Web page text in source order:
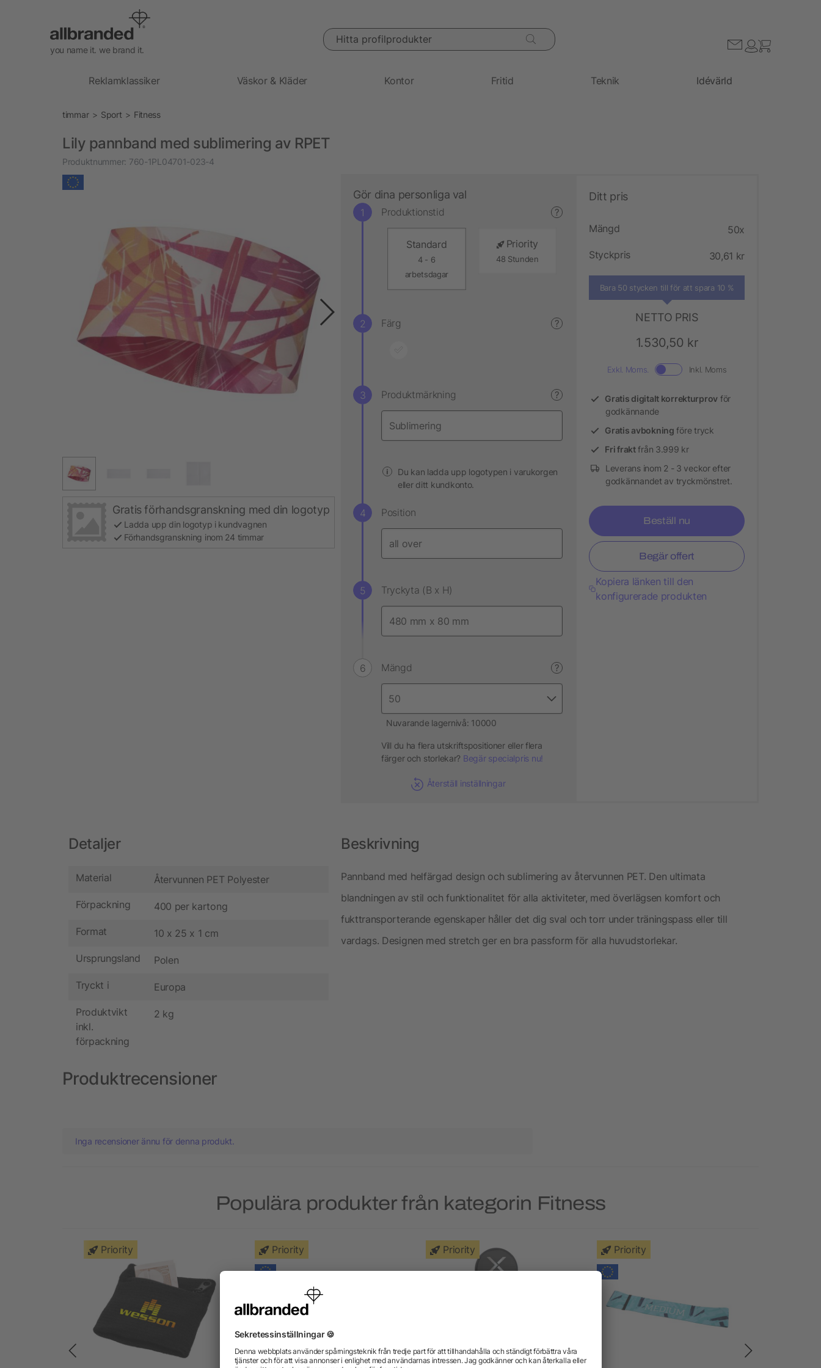
you name it. we brand it.
Hitta profilprodukter
Reklamklassiker Väskor & Kläder Kontor Fritid Teknik Idévärld
timmar Sport Fitness
Lily pannband med sublimering av RPET
Produktnummer: 760-1PL04701-023-4
Gratis förhandsgranskning med din logotyp
Ladda upp din logotyp i kundvagnen
Förhandsgranskning inom 24 timmar
Gör dina personliga val
Produktionstid ?
Standard
4 - 6
arbetsdagar
Priority
48 Stunden
Färg ?
Produktmärkning ?
Du kan ladda upp logotypen i varukorgen
eller ditt kundkonto.
Position
Tryckyta (B x H)
Mängd ?
Nuvarande lagernivå: 10000
Vill du ha flera utskriftspositioner eller flera
färger och storlekar? Begär specialpris nu!
Återställ inställningar
Ditt pris
Mängd 50x
Styckpris 30,61 kr
Bara 50 stycken till för att spara 10 %
NETTO PRIS
1.530,50 kr
Exkl. Moms. Inkl. Moms
Gratis digitalt korrekturprov för
godkännande
Gratis avbokning före tryck
Fri fraktfrån 3.999 kr
Leverans inom 2 - 3 veckor efter
godkännandet av tryckmönstret.
Beställ nu
Begär offert
Kopiera länken till den
konfigurerade produkten
Detaljer
Material Återvunnen PET Polyester
Förpackning 400 per kartong
Format 10 x 25 x 1 cm
Ursprungsland Polen
Tryckt i Europa
Produktvikt
inkl.
förpackning
2 kg
Beskrivning
Pannband med helfärgad design och sublimering av återvunnen PET. Den ultimata
blandningen av stil och funktionalitet för alla aktiviteter, med överlägsen komfort och
fukttransporterande egenskaper håller det dig sval och torr under träningspass eller till
vardags. Designen med stretch ger en bra passform för alla huvudstorlekar.
Produktrecensioner
Inga recensioner ännu för denna produkt.
Populära produkter från kategorin Fitness
Priority Priority Priority Priority